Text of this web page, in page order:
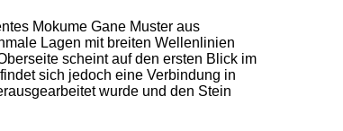
Mokume Gane Muster aus
Lagen mit breiten Wellenlinien
scheint auf den ersten Blick im
sich jedoch eine Verbindung in
wurde und den Stein